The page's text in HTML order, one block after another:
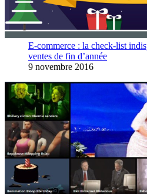
E-commerce : la check-list
ventes de fin d’année
9 novembre 2016